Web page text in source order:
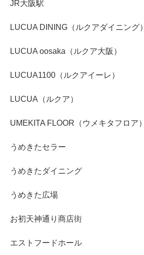
JR大阪駅
LUCUA DINING（ルクアダイニング）
LUCUA oosaka（ルクア大阪）
LUCUA1100（ルクアイーレ）
LUCUA（ルクア）
UMEKITA FLOOR（ウメキタフロア）
うめきたセラー
うめきたダイニング
うめきた広場
お初天神通り商店街
エストフードホール